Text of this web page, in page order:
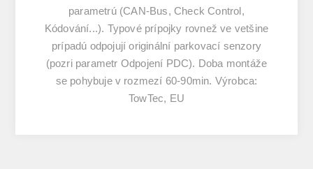
parametrú (CAN-Bus, Check Control,
Kódování...). Typové prípojky rovnež ve vetšine
prípadú odpojují originální parkovací senzory
(pozri parametr Odpojení PDC). Doba montáže
se pohybuje v rozmezí 60-90min. Výrobca:
TowTec, EU